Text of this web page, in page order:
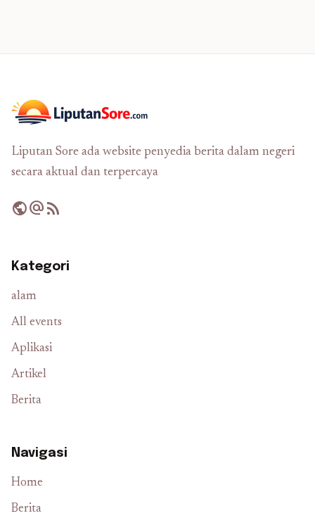
Liputan Sore ada website penyedia berita dalam negeri
secara aktual dan terpercaya
publicalternate_emailrss_feed
Kategori
alam
All events
Aplikasi
Artikel
Berita
Navigasi
Home
Berita